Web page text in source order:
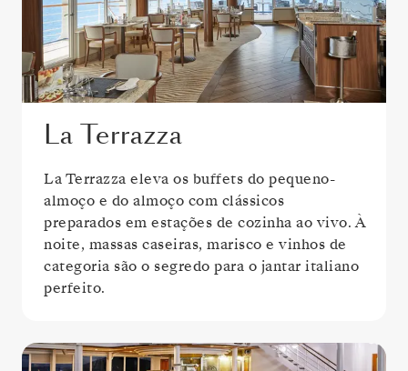
La Terrazza
La Terrazza eleva os buffets do pequeno-
almoço e do almoço com clássicos
preparados em estações de cozinha ao vivo. À
noite, massas caseiras, marisco e vinhos de
categoria são o segredo para o jantar italiano
perfeito.